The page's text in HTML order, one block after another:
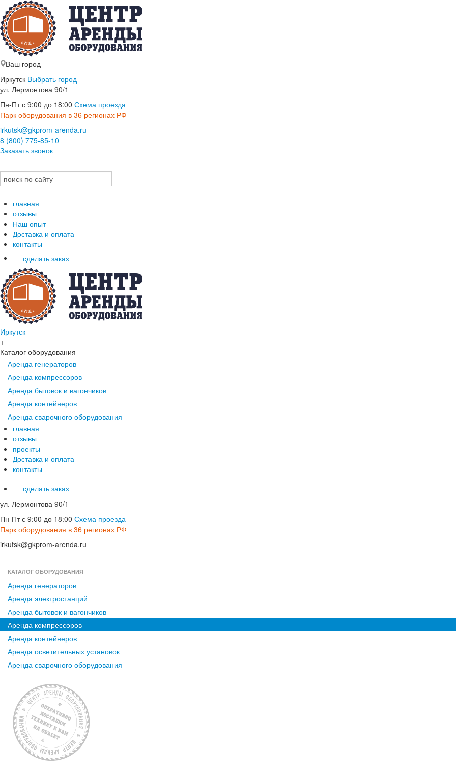
Ваш город
Иркутск Выбрать город
ул. Лермонтова 90/1
Пн-Пт с 9:00 до 18:00 Схема проезда
Парк оборудования в 36 регионах РФ
irkutsk@gkprom-arenda.ru
8 (800) 775-85-10
Заказать звонок
главная
отзывы
Наш опыт
Доставка и оплата
контакты
сделать заказ
Иркутск
+
Каталог оборудования
Аренда генераторов
Аренда компрессоров
Аренда бытовок и вагончиков
Аренда контейнеров
Аренда сварочного оборудования
главная
отзывы
проекты
Доставка и оплата
контакты
сделать заказ
ул. Лермонтова 90/1
Пн-Пт с 9:00 до 18:00 Схема проезда
Парк оборудования в 36 регионах РФ
irkutsk@gkprom-arenda.ru
КАТАЛОГ ОБОРУДОВАНИЯ
Аренда генераторов
Аренда электростанций
Аренда бытовок и вагончиков
Аренда компрессоров
Аренда контейнеров
Аренда осветительных установок
Аренда сварочного оборудования